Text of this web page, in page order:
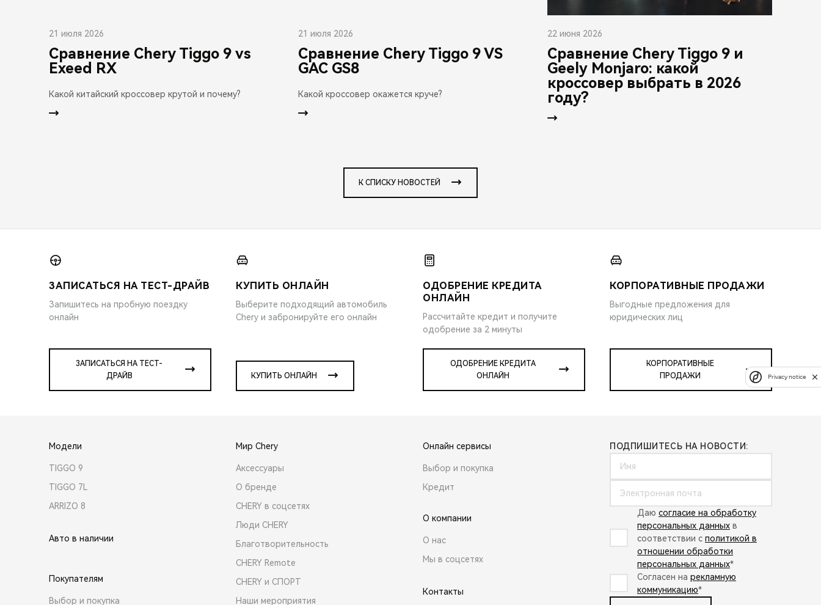
21 июля 2026
Сравнение Chery Tiggo 9 vs
Exeed RX
Какой китайский кроссовер крутой и почему?
21 июля 2026
Сравнение Chery Tiggo 9 VS
GAC GS8
Какой кроссовер окажется круче?
22 июня 2026
Сравнение Chery Tiggo 9 и
Geely Monjaro: какой
кроссовер выбрать в 2026
году?
К СПИСКУ НОВОСТЕЙ
ЗАПИСАТЬСЯ НА ТЕСТ-ДРАЙВ
Запишитесь на пробную поездку
онлайн
ЗАПИСАТЬСЯ НА ТЕСТ-
ДРАЙВ
КУПИТЬ ОНЛАЙН
Выберите подходящий автомобиль
Chery и забронируйте его онлайн
КУПИТЬ ОНЛАЙН
ОДОБРЕНИЕ КРЕДИТА
ОНЛАЙН
Рассчитайте кредит и получите
одобрение за 2 минуты
ОДОБРЕНИЕ КРЕДИТА
ОНЛАЙН
КОРПОРАТИВНЫЕ ПРОДАЖИ
Выгодные предложения для
юридических лиц
КОРПОРАТИВНЫЕ
ПРОДАЖИ
Модели
TIGGO 9
TIGGO 7L
ARRIZO 8
Авто в наличии
Покупателям
Выбор и покупка
Мир Chery
Аксессуары
О бренде
CHERY в соцсетях
Люди CHERY
Благотворительность
CHERY Remote
CHERY и СПОРТ
Наши мероприятия
Онлайн сервисы
Выбор и покупка
Кредит
О компании
О нас
Мы в соцсетях
Контакты
ПОДПИШИТЕСЬ НА НОВОСТИ:
Даю согласие на обработку
персональных данных в
соответствии с политикой в
отношении обработки
персональных данных*
Согласен на рекламную
коммуникацию*
Privacy notice